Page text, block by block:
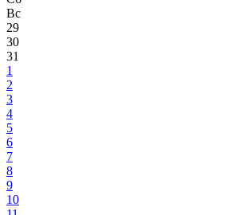
Вс
29
30
31
1
2
3
4
5
6
7
8
9
10